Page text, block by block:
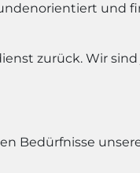
und
zurück. Wir
Bedürfnisse